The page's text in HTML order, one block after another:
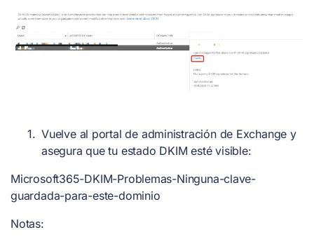
Vuelve al portal de administración de Exchange y
asegura que tu estado DKIM esté visible:
Microsoft365-DKIM-Problemas-Ninguna-clave-
guardada-para-este-dominio
Notas: